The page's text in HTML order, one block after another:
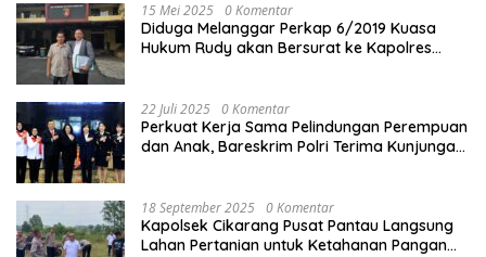
15 Mei 2025 0 Komentar
Diduga Melanggar Perkap 6/2019 Kuasa
Hukum Rudy akan Bersurat ke Kapolres
22 Juli 2025 0 Komentar
Perkuat Kerja Sama Pelindungan Perempuan
dan Anak, Bareskrim Polri Terima Kunjungan
18 September 2025 0 Komentar
Kapolsek Cikarang Pusat Pantau Langsung
Lahan Pertanian untuk Ketahanan Pangan